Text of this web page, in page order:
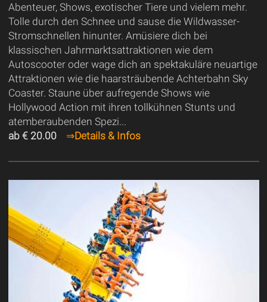
Abenteuer, Shows, exotischer Tiere und vielem mehr.
Tolle durch den Schnee und sause die Wildwasser-
Stromschnellen hinunter. Amüsiere dich bei
klassischen Jahrmarktsattraktionen wie dem
Autoscooter oder wage dich an spektakuläre neuartige
Attraktionen wie die haarsträubende Achterbahn Sky
Coaster. Staune über aufregende Shows wie
Hollywood Action mit ihren tollkühnen Stunts und
atemberaubenden Spezi...
ab € 20.00
⇒Details & Infos